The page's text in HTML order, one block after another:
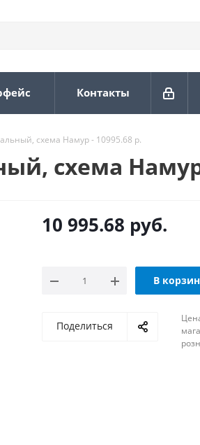
Контакты
схема Намур - 10995.68 р.
схема Намур
10 995.68 руб.
В
Поделиться